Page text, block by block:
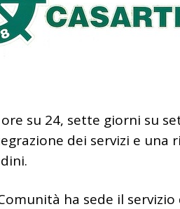
su 24, sette giorni su
dei servizi e una
ha sede il